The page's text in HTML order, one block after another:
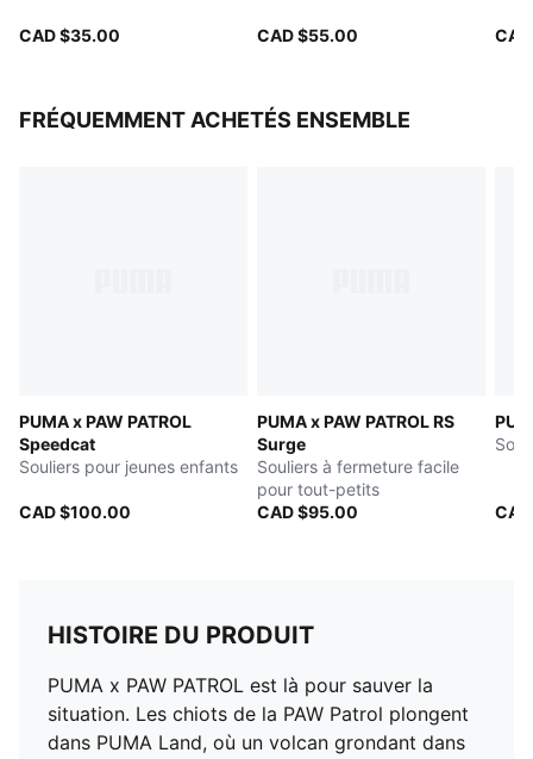
entre 4 et 8 ans
CAD $35.00 CAD $55.00
FRÉQUEMMENT ACHETÉS ENSEMBLE
PUMA x PAW PATROL
Speedcat
Souliers pour jeunes enfants
CAD $100.00
PUMA x PAW PATROL RS
Surge
Souliers à fermeture facile
pour tout-petits
CAD $95.00
HISTOIRE DU PRODUIT
PUMA x PAW PATROL est là pour sauver la
situation. Les chiots de la PAW Patrol plongent
dans PUMA Land, où un volcan grondant dans